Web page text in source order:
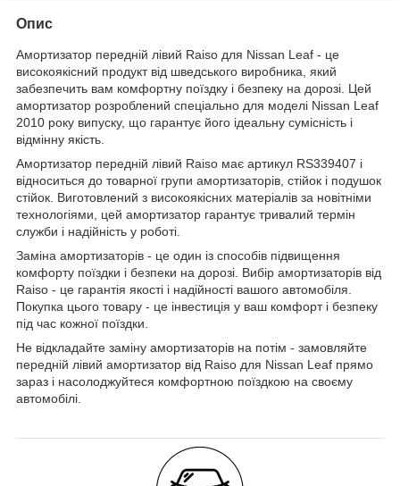
Опис
Амортизатор передній лівий Raiso для Nissan Leaf - це
високоякісний продукт від шведського виробника, який
забезпечить вам комфортну поїздку і безпеку на дорозі. Цей
амортизатор розроблений спеціально для моделі Nissan Leaf
2010 року випуску, що гарантує його ідеальну сумісність і
відмінну якість.
Амортизатор передній лівий Raiso має артикул RS339407 і
відноситься до товарної групи амортизаторів, стійок і подушок
стійок. Виготовлений з високоякісних матеріалів за новітніми
технологіями, цей амортизатор гарантує тривалий термін
служби і надійність у роботі.
Заміна амортизаторів - це один із способів підвищення
комфорту поїздки і безпеки на дорозі. Вибір амортизаторів від
Raiso - це гарантія якості і надійності вашого автомобіля.
Покупка цього товару - це інвестиція у ваш комфорт і безпеку
під час кожної поїздки.
Не відкладайте заміну амортизаторів на потім - замовляйте
передній лівий амортизатор від Raiso для Nissan Leaf прямо
зараз і насолоджуйтеся комфортною поїздкою на своєму
автомобілі.